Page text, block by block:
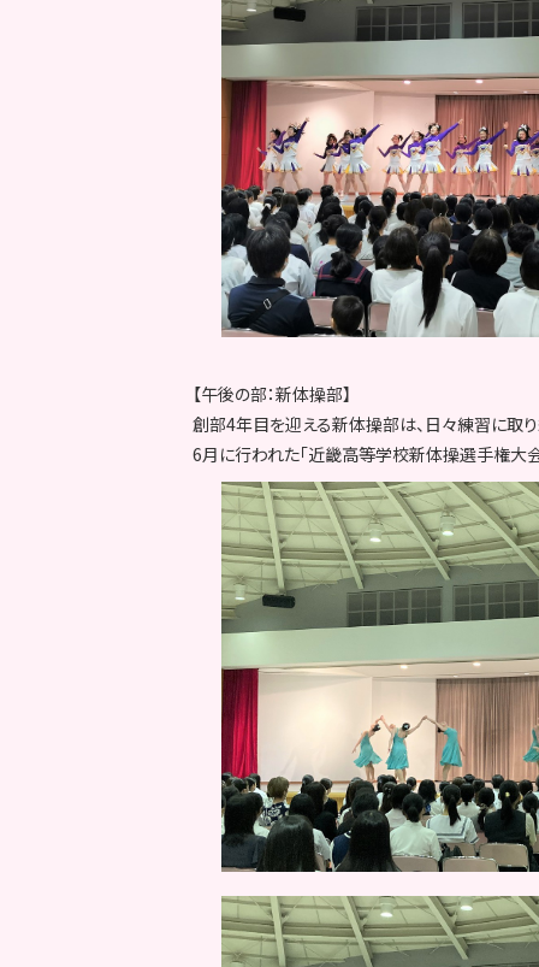
【午後の部：新体操部】
創部4年目を迎える新体操部は、日々練習に取り
6月に行われた「近畿高等学校新体操選手権大会